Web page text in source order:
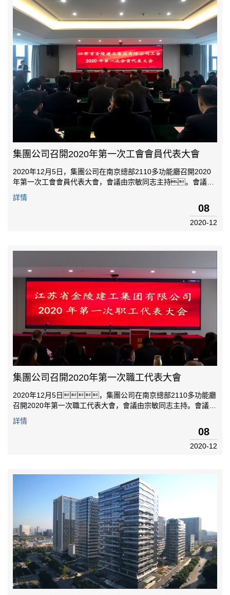
集團公司召開2020年第一次工會會員代表大會
2020年12月5日，集團公司在南京總部2110多功能廳召開2020
年第一次工會會員代表大會，會議由宗敏同志主持。會議分
為四項議程：一是宣讀南京建鄴高新技術產業開發區總工會《關
于同意江蘇省金陵建工集團有限公司成立工會籌備組的復
詳情
08
2020-12
集團公司召開2020年第一次職工代表大會
2020年12月5日，集團公司在南京總部2110多功能廳
召開2020年第一次職工代表大會，會議由宗敏同志主持。會議分
為三項議程：一是黨委書記封昌青同志致開幕詞；二是
就職代會審議的重要問題做出決議審議，采取無記名投
詳情
08
2020-12